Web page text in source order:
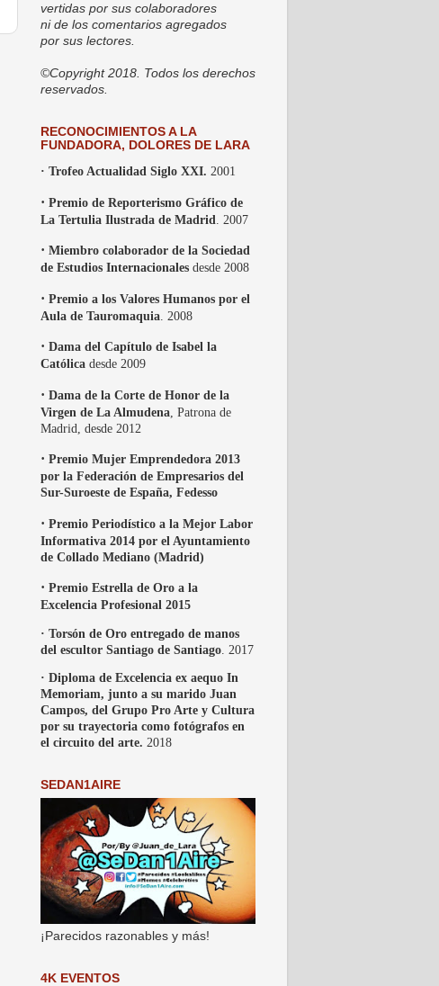
vertidas por sus colaboradores
ni de los comentarios agregados
por sus lectores.
©Copyright 2018. Todos los derechos
reservados.
RECONOCIMIENTOS A LA
FUNDADORA, DOLORES DE LARA
· Trofeo Actualidad Siglo XXI. 2001
· Premio de Reporterismo Gráfico de
La Tertulia Ilustrada de Madrid . 2007
· Miembro colaborador de la Sociedad
de Estudios Internacionales desde 2008
· Premio a los Valores Humanos por el
Aula de Tauromaquia . 2008
· Dama del Capítulo de Isabel la
Católica desde 2009
· Dama de la Corte de Honor de la
Virgen de La Almudena , Patrona de
Madrid, desde 2012
· Premio Mujer Emprendedora 2013
por la Federación de Empresarios del
Sur-Suroeste de España, Fedesso
· Premio Periodístico a la Mejor Labor
Informativa 2014 por el Ayuntamiento
de Collado Mediano (Madrid)
· Premio Estrella de Oro a la
Excelencia Profesional 2015
· Torsón de Oro entregado de manos
del escultor Santiago de Santiago . 2017
· Diploma de Excelencia ex aequo In
Memoriam, junto a su marido Juan
Campos, del Grupo Pro Arte y Cultura
por su trayectoria como fotógrafos en
el circuito del arte. 2018
SEDAN1AIRE
¡Parecidos razonables y más!
4K EVENTOS